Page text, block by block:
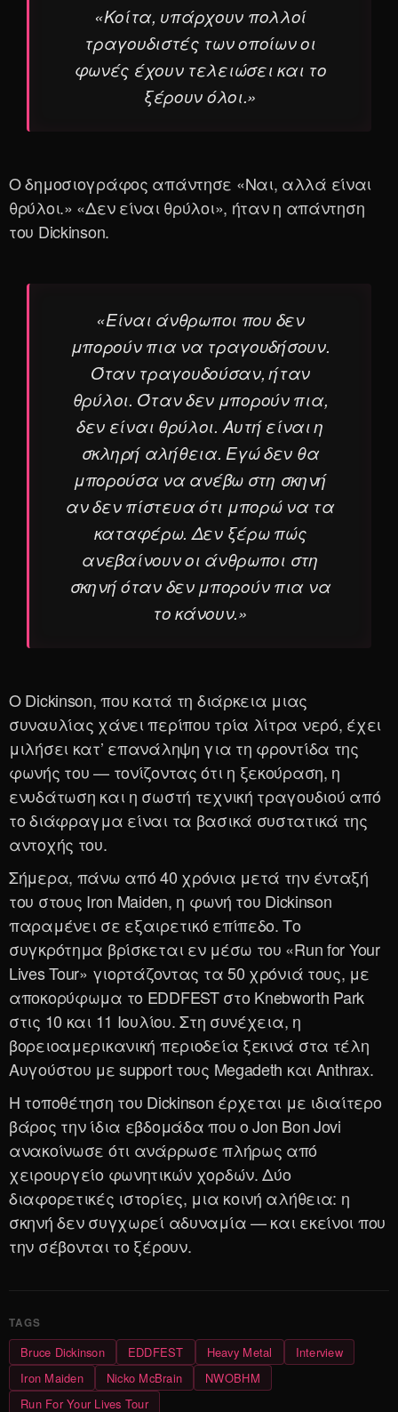
«Κοίτα, υπάρχουν πολλοί
τραγουδιστές των οποίων οι
φωνές έχουν τελειώσει και το
ξέρουν όλοι.»
Ο δημοσιογράφος απάντησε «Ναι, αλλά είναι
θρύλοι.» «Δεν είναι θρύλοι», ήταν η απάντηση
του Dickinson.
«Είναι άνθρωποι που δεν
μπορούν πια να τραγουδήσουν.
Όταν τραγουδούσαν, ήταν
θρύλοι. Όταν δεν μπορούν πια,
δεν είναι θρύλοι. Αυτή είναι η
σκληρή αλήθεια. Εγώ δεν θα
μπορούσα να ανέβω στη σκηνή
αν δεν πίστευα ότι μπορώ να τα
καταφέρω. Δεν ξέρω πώς
ανεβαίνουν οι άνθρωποι στη
σκηνή όταν δεν μπορούν πια να
το κάνουν.»
Ο Dickinson, που κατά τη διάρκεια μιας
συναυλίας χάνει περίπου τρία λίτρα νερό, έχει
μιλήσει κατ’ επανάληψη για τη φροντίδα της
φωνής του — τονίζοντας ότι η ξεκούραση, η
ενυδάτωση και η σωστή τεχνική τραγουδιού από
το διάφραγμα είναι τα βασικά συστατικά της
αντοχής του.
Σήμερα, πάνω από 40 χρόνια μετά την ένταξή
του στους Iron Maiden, η φωνή του Dickinson
παραμένει σε εξαιρετικό επίπεδο. Το
συγκρότημα βρίσκεται εν μέσω του «Run for Your
Lives Tour» γιορτάζοντας τα 50 χρόνιά τους, με
αποκορύφωμα το EDDFEST στο Knebworth Park
στις 10 και 11 Ιουλίου. Στη συνέχεια, η
βορειοαμερικανική περιοδεία ξεκινά στα τέλη
Αυγούστου με support τους Megadeth και Anthrax.
Η τοποθέτηση του Dickinson έρχεται με ιδιαίτερο
βάρος την ίδια εβδομάδα που ο Jon Bon Jovi
ανακοίνωσε ότι ανάρρωσε πλήρως από
χειρουργείο φωνητικών χορδών. Δύο
διαφορετικές ιστορίες, μια κοινή αλήθεια: η
σκηνή δεν συγχωρεί αδυναμία — και εκείνοι που
την σέβονται το ξέρουν.
Bruce Dickinson EDDFEST Heavy Metal
Interview
Iron Maiden
Nicko McBrain
NWOBHM
Run For Your Lives Tour